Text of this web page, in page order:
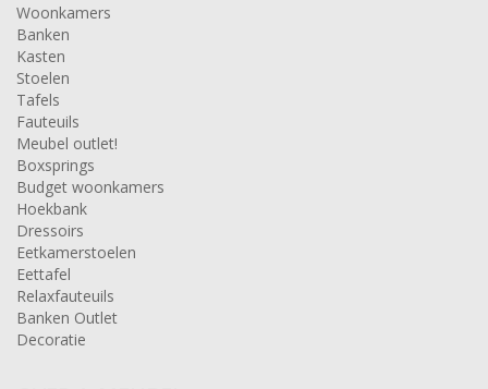
Woonkamers
Banken
Kasten
Stoelen
Tafels
Fauteuils
Meubel outlet!
Boxsprings
Budget woonkamers
Hoekbank
Dressoirs
Eetkamerstoelen
Eettafel
Relaxfauteuils
Banken Outlet
Decoratie